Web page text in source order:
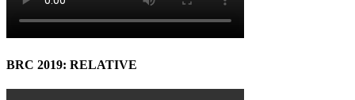
BRC 2019: RELATIVE